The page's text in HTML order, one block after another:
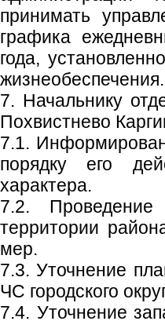
принимать
графика
года,
жизнеобеспечения.
7. Начальнику
Похвистнево
7.1.
порядку его
характера.
7.2.
территории
мер.
7.3. Уточнение
ЧС городского
7.4. Уточнение